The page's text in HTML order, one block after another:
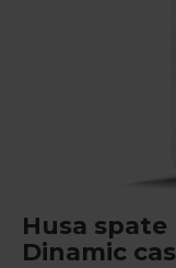
Husa
Dinamic